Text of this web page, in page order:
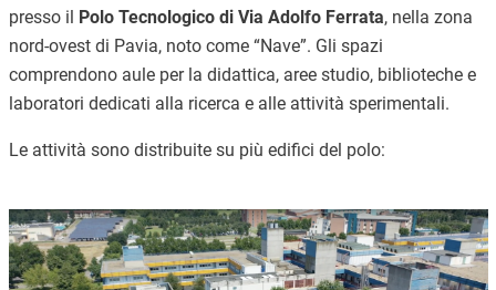
presso il Polo Tecnologico di Via Adolfo Ferrata, nella zona
nord-ovest di Pavia, noto come “Nave”. Gli spazi
comprendono aule per la didattica, aree studio, biblioteche e
laboratori dedicati alla ricerca e alle attività sperimentali.
Le attività sono distribuite su più edifici del polo:
Immagine